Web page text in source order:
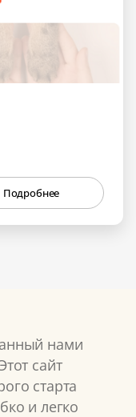
Подробнее
нами
сайт
старта
и легко